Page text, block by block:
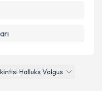
Halluks Valgus